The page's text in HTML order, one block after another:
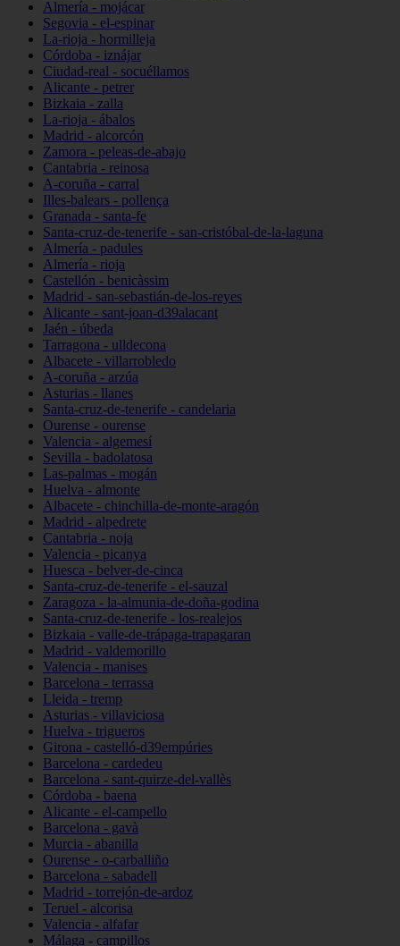
Almería - mojácar
Segovia - el-espinar
La-rioja - hormilleja
Córdoba - iznájar
Ciudad-real - socuéllamos
Alicante - petrer
Bizkaia - zalla
La-rioja - ábalos
Madrid - alcorcón
Zamora - peleas-de-abajo
Cantabria - reinosa
A-coruña - carral
Illes-balears - pollença
Granada - santa-fe
Santa-cruz-de-tenerife - san-cristóbal-de-la-laguna
Almería - padules
Almería - rioja
Castellón - benicàssim
Madrid - san-sebastián-de-los-reyes
Alicante - sant-joan-d39alacant
Jaén - úbeda
Tarragona - ulldecona
Albacete - villarrobledo
A-coruña - arzúa
Asturias - llanes
Santa-cruz-de-tenerife - candelaria
Ourense - ourense
Valencia - algemesí
Sevilla - badolatosa
Las-palmas - mogán
Huelva - almonte
Albacete - chinchilla-de-monte-aragón
Madrid - alpedrete
Cantabria - noja
Valencia - picanya
Huesca - belver-de-cinca
Santa-cruz-de-tenerife - el-sauzal
Zaragoza - la-almunia-de-doña-godina
Santa-cruz-de-tenerife - los-realejos
Bizkaia - valle-de-trápaga-trapagaran
Madrid - valdemorillo
Valencia - manises
Barcelona - terrassa
Lleida - tremp
Asturias - villaviciosa
Huelva - trigueros
Girona - castelló-d39empúries
Barcelona - cardedeu
Barcelona - sant-quirze-del-vallès
Córdoba - baena
Alicante - el-campello
Barcelona - gavà
Murcia - abanilla
Ourense - o-carballiño
Barcelona - sabadell
Madrid - torrejón-de-ardoz
Teruel - alcorisa
Valencia - alfafar
Málaga - campillos